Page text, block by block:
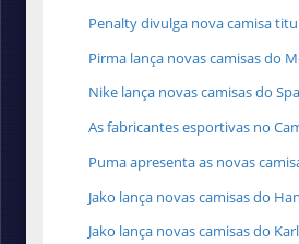
Penalty divulga nova camisa
Pirma lança novas camisas do
Nike lança novas camisas do
As fabricantes esportivas no
Puma apresenta as novas
Jako lança novas camisas do
Jako lança novas camisas do